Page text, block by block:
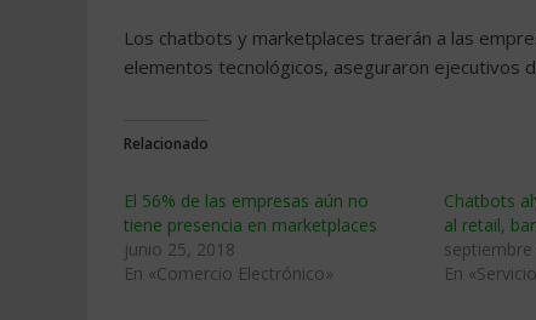
Los chatbots y marketplaces traerán a las
elementos tecnológicos, aseguraron ejecutivos
Relacionado
El 56% de las empresas aún no
tiene presencia en marketplaces
junio 25, 2018
En «Comercio Electrónico»
Chatbots
al retail,
En